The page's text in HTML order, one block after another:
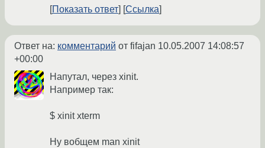
Показать ответ
Ссылка
Ответ на: комментарий от fifajan 10.05.2007 14:08:57
+00:00
Напутал, через xinit.
Например так:
$ xinit xterm
Ну вобщем man xinit